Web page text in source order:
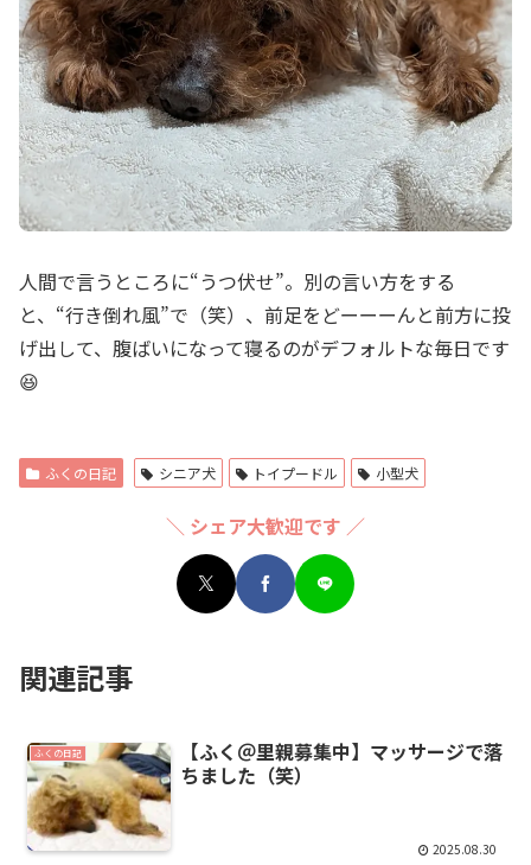
人間で言うところに“うつ伏せ”。別の言い方をする
と、“行き倒れ風”で（笑）、前足をどーーーんと前方に投
げ出して、腹ばいになって寝るのがデフォルトな毎日です
😆
ふくの日記 シニア犬 トイプードル 小型犬
＼ シェア大歓迎です ／
関連記事
ふくの日記
【ふく＠里親募集中】マッサージで落
ちました（笑）
2025.08.30